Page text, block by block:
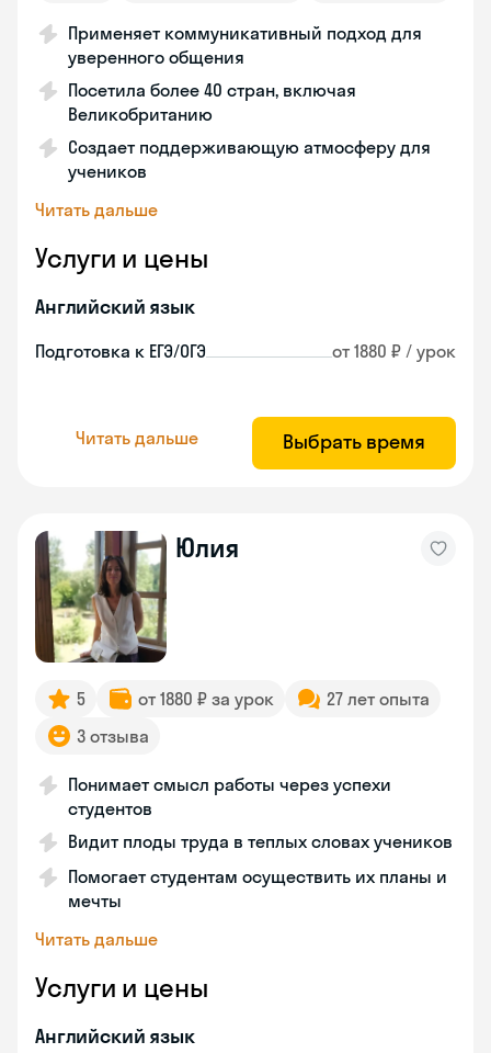
Применяет коммуникативный подход для
уверенного общения
Посетила более 40 стран, включая
Великобританию
Создает поддерживающую атмосферу для
учеников
Читать дальше
Услуги и цены
Английский язык
Подготовка к ЕГЭ/ОГЭ от 1880 ₽ / урок
Читать дальше Выбрать время
Юлия
5 от 1880 ₽ за урок
27 лет опыта
3 отзыва
Понимает смысл работы через успехи
студентов
Видит плоды труда в теплых словах учеников
Помогает студентам осуществить их планы и
мечты
Читать дальше
Услуги и цены
Английский язык